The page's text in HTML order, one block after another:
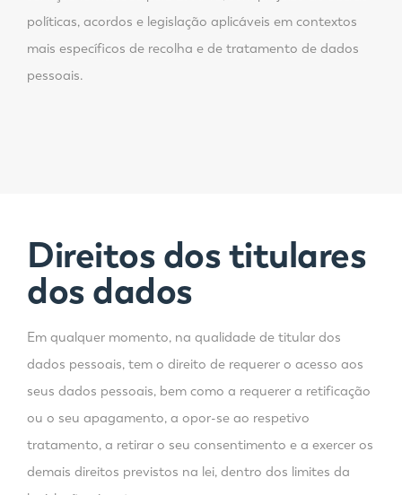
políticas, acordos e legislação aplicáveis em contextos
mais específicos de recolha e de tratamento de dados
pessoais.
Direitos dos titulares
dos dados
Em qualquer momento, na qualidade de titular dos
dados pessoais, tem o direito de requerer o acesso aos
seus dados pessoais, bem como a requerer a retificação
ou o seu apagamento, a opor-se ao respetivo
tratamento, a retirar o seu consentimento e a exercer os
demais direitos previstos na lei, dentro dos limites da